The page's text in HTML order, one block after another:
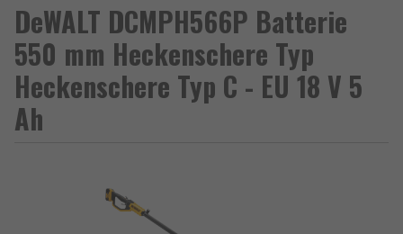
DeWALT DCMPH566P Batterie
550 mm Heckenschere Typ
Heckenschere Typ C - EU 18 V 5
Ah